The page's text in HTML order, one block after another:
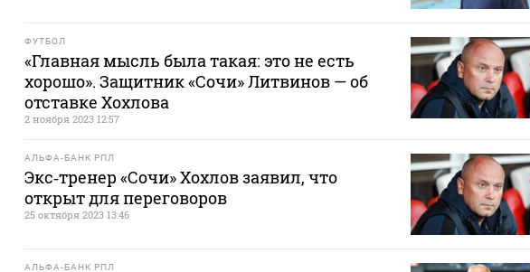
ФУТБОЛ
«Главная мысль была такая: это не есть
хорошо». Защитник «Сочи» Литвинов — об
отставке Хохлова
2 ноября 2023 12:57
АЛЬФА-БАНК РПЛ
Экс‑тренер «Сочи» Хохлов заявил, что
открыт для переговоров
25 октября 2023 13:46
АЛЬФА-БАНК РПЛ